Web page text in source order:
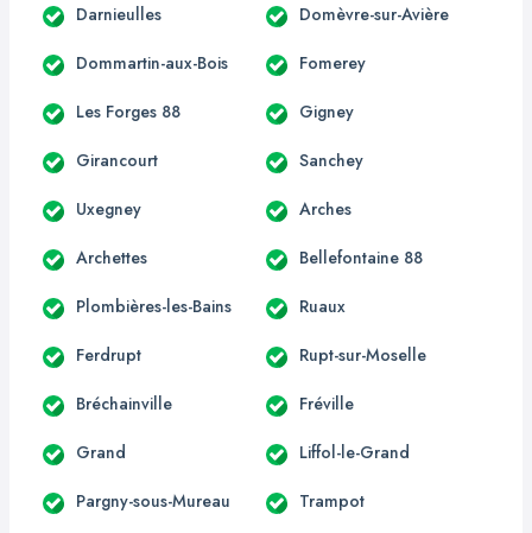
Darnieulles Domèvre-sur-Avière
Dommartin-aux-Bois Fomerey
Les Forges 88 Gigney
Girancourt Sanchey
Uxegney Arches
Archettes Bellefontaine 88
Plombières-les-Bains Ruaux
Ferdrupt Rupt-sur-Moselle
Bréchainville Fréville
Grand Liffol-le-Grand
Pargny-sous-Mureau Trampot